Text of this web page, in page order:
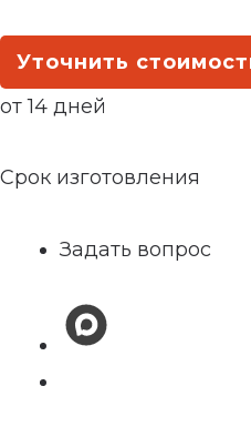
Уточнить
от 14 дней
Срок изготовления
Задать вопрос